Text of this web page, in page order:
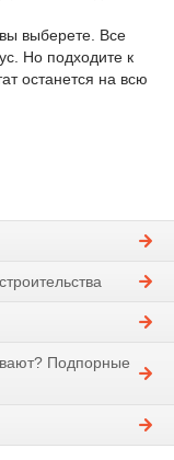
выберете. Все
Но подходите к
останется на всю
Подпорные